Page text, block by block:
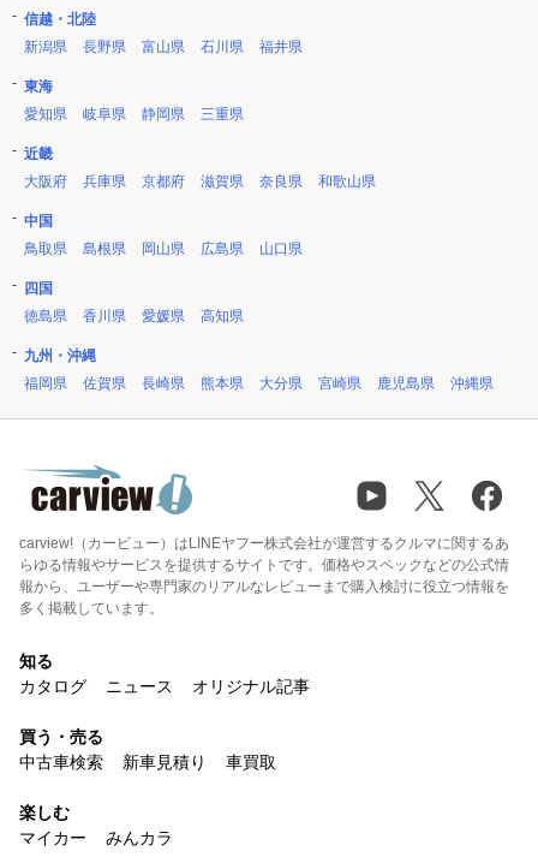
信越・北陸
新潟県
長野県 富山県 石川県 福井県
東海
愛知県
岐阜県 静岡県 三重県
近畿
大阪府
兵庫県 京都府 滋賀県 奈良県 和歌山県
中国
鳥取県
島根県 岡山県 広島県 山口県
四国
徳島県
香川県 愛媛県 高知県
九州・沖縄
福岡県
佐賀県 長崎県 熊本県 大分県 宮崎県 鹿児島県 沖縄県
carview!（カービュー）はLINEヤフー株式会社が運営するクルマに関するあ
らゆる情報やサービスを提供するサイトです。価格やスペックなどの公式情
報から、ユーザーや専門家のリアルなレビューまで購入検討に役立つ情報を
多く掲載しています。
知る
カタログ
ニュース オリジナル記事
買う・売る
中古車検索
新車見積り 車買取
楽しむ
マイカー
みんカラ